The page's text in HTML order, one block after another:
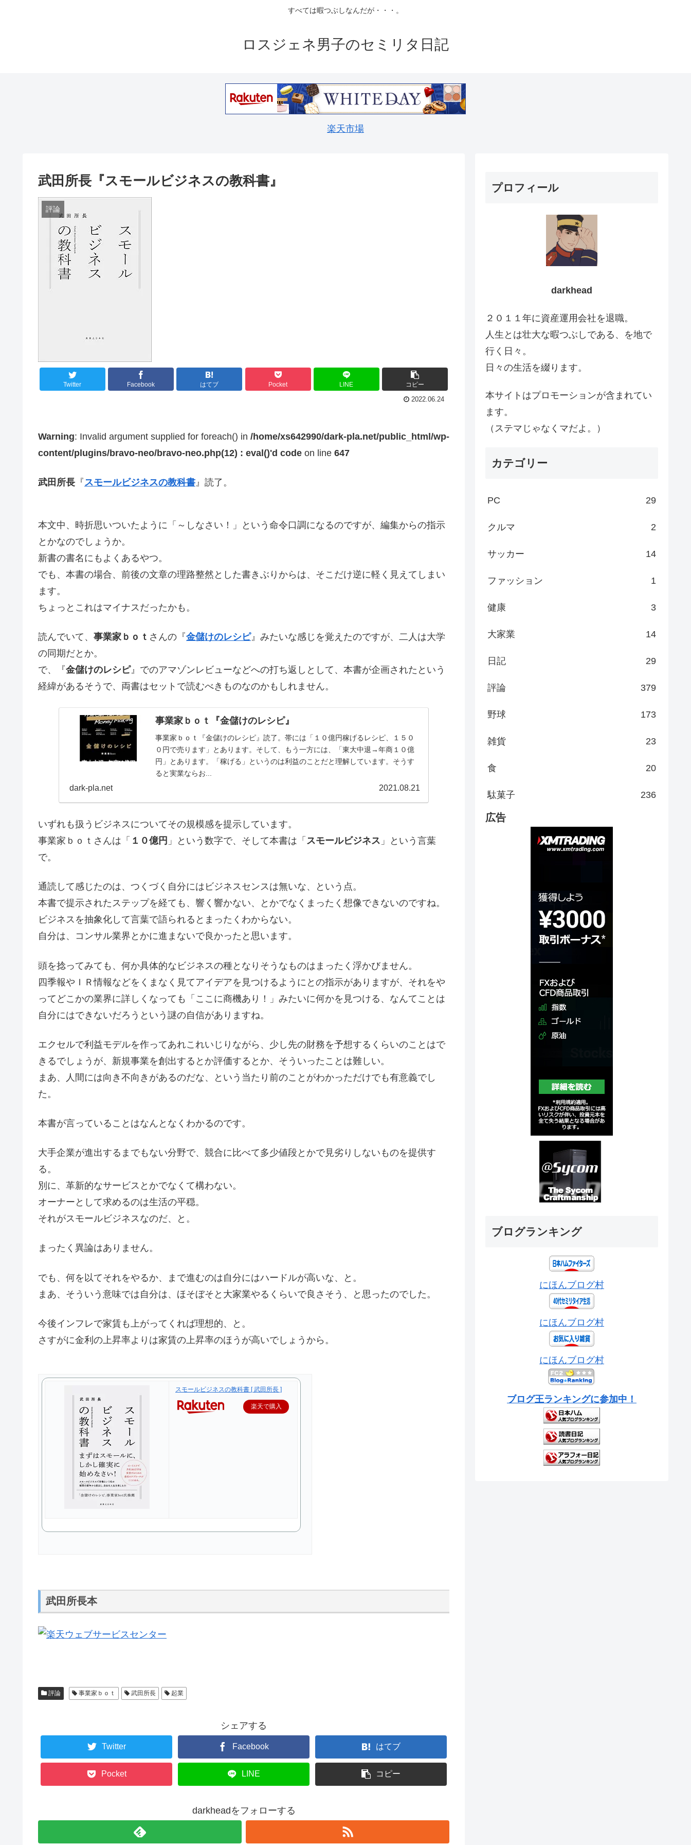
すべては暇つぶしなんだが・・・。
ロスジェネ男子のセミリタ日記
楽天市場
武田所長『スモールビジネスの教科書』
評論
Twitter Facebook はてブ Pocket LINE コピー
2022.06.24
Warning: Invalid argument supplied for foreach() in /home/xs642990/dark-pla.net/public_html/wp-
content/plugins/bravo-neo/bravo-neo.php(12) : eval()'d code on line 647
武田所長 『スモールビジネスの教科書』読了。
本文中、時折思いついたように「～しなさい！」という命令口調になるのですが、編集からの指示
とかなのでしょうか。
新書の書名にもよくあるやつ。
でも、本書の場合、前後の文章の理路整然とした書きぶりからは、そこだけ逆に軽く見えてしまい
ます。
ちょっとこれはマイナスだったかも。
読んでいて、 事業家ｂｏｔ さんの『金儲けのレシピ』みたいな感じを覚えたのですが、二人は大学
の同期だとか。
で、『金儲けのレシピ』でのアマゾンレビューなどへの打ち返しとして、本書が企画されたという
経緯があるそうで、両書はセットで読むべきものなのかもしれません。
事業家ｂｏｔ『金儲けのレシピ』
事業家ｂｏｔ『金儲けのレシピ』読了。帯には「１０億円稼げるレシピ、１５０
０円で売ります」とあります。そして、もう一方には、「東大中退→年商１０億
円」とあります。「稼げる」というのは利益のことだと理解しています。そうす
ると実業ならお...
dark-pla.net 2021.08.21
いずれも扱うビジネスについてその規模感を提示しています。
事業家ｂｏｔさんは「 １０億円 」という数字で、そして本書は「 スモールビジネス 」という言葉
で。
通読して感じたのは、つくづく自分にはビジネスセンスは無いな、という点。
本書で提示されたステップを経ても、響く響かない、とかでなくまったく想像できないのですね。
ビジネスを抽象化して言葉で語られるとまったくわからない。
自分は、コンサル業界とかに進まないで良かったと思います。
頭を捻ってみても、何か具体的なビジネスの種となりそうなものはまったく浮かびません。
四季報やＩＲ情報などをくまなく見てアイデアを見つけるようにとの指示がありますが、それをや
ってどこかの業界に詳しくなっても「ここに商機あり！」みたいに何かを見つける、なんてことは
自分にはできないだろうという謎の自信がありますね。
エクセルで利益モデルを作ってあれこれいじりながら、少し先の財務を予想するくらいのことはで
きるでしょうが、新規事業を創出するとか評価するとか、そういったことは難しい。
まあ、人間には向き不向きがあるのだな、という当たり前のことがわかっただけでも有意義でし
た。
本書が言っていることはなんとなくわかるのです。
大手企業が進出するまでもない分野で、競合に比べて多少値段とかで見劣りしないものを提供す
る。
別に、革新的なサービスとかでなくて構わない。
オーナーとして求めるのは生活の平穏。
それがスモールビジネスなのだ、と。
まったく異論はありません。
でも、何を以てそれをやるか、まで進むのは自分にはハードルが高いな、と。
まあ、そういう意味では自分は、ほそぼそと大家業やるくらいで良さそう、と思ったのでした。
今後インフレで家賃も上がってくれば理想的、と。
さすがに金利の上昇率よりは家賃の上昇率のほうが高いでしょうから。
スモールビジネスの教科書 [ 武田所長 ]
楽天で購入
武田所長本
評論 事業家ｂｏｔ 武田所長 起業
シェアする
Twitter Facebook はてブ
Pocket LINE コピー
darkheadをフォローする
プロフィール
darkhead
２０１１年に資産運用会社を退職。
人生とは壮大な暇つぶしである、を地で
行く日々。
日々の生活を綴ります。
本サイトはプロモーションが含まれてい
ます。
（ステマじゃなくマだよ。）
カテゴリー
PC 29
クルマ 2
サッカー 14
ファッション 1
健康 3
大家業 14
日記 29
評論 379
野球 173
雑貨 23
食 20
駄菓子 236
広告
ブログランキング
にほんブログ村
にほんブログ村
にほんブログ村
ブログ王ランキングに参加中！